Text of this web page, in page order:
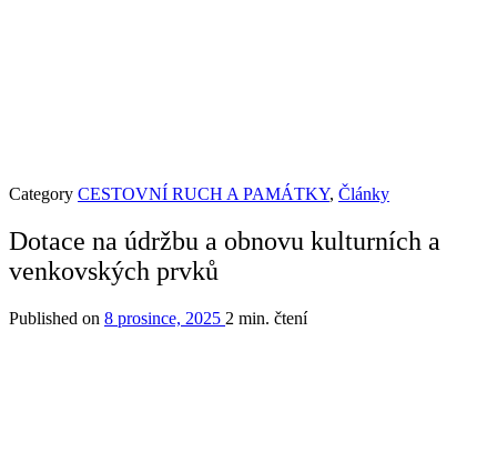
Category CESTOVNÍ RUCH A PAMÁTKY, Články
Dotace na údržbu a obnovu kulturních a
venkovských prvků
Published on 8 prosince, 2025 2 min. čtení